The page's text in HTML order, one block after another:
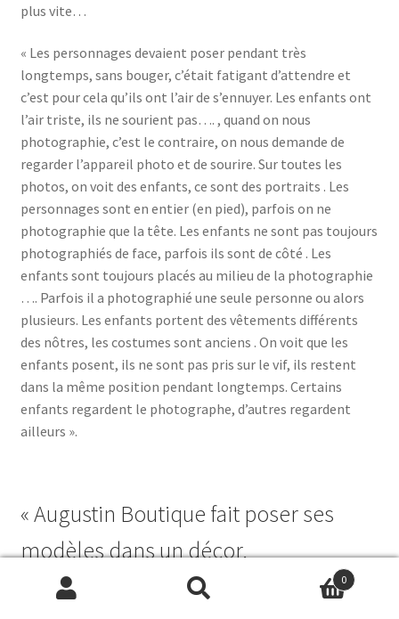
plus vite…
« Les personnages devaient poser pendant très
longtemps, sans bouger, c’était fatigant d’attendre et
c’est pour cela qu’ils ont l’air de s’ennuyer. Les enfants ont
l’air triste, ils ne sourient pas…. , quand on nous
photographie, c’est le contraire, on nous demande de
regarder l’appareil photo et de sourire. Sur toutes les
photos, on voit des enfants, ce sont des portraits . Les
personnages sont en entier (en pied), parfois on ne
photographie que la tête. Les enfants ne sont pas toujours
photographiés de face, parfois ils sont de côté . Les
enfants sont toujours placés au milieu de la photographie
…. Parfois il a photographié une seule personne ou alors
plusieurs. Les enfants portent des vêtements différents
des nôtres, les costumes sont anciens . On voit que les
enfants posent, ils ne sont pas pris sur le vif, ils restent
dans la même position pendant longtemps. Certains
enfants regardent le photographe, d’autres regardent
ailleurs ».
« Augustin Boutique fait poser ses
modèles dans un décor.
Certaines photographies sont faites en intérieur, d’autres
Recherche
Recherche
0